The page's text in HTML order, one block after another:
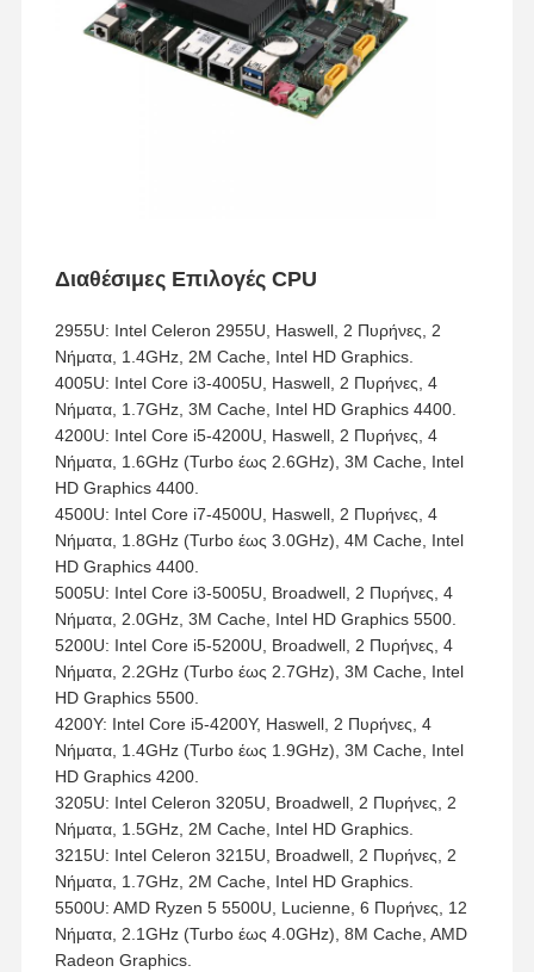
Διαθέσιμες Επιλογές CPU
2955U: Intel Celeron 2955U, Haswell, 2 Πυρήνες, 2
Νήματα, 1.4GHz, 2M Cache, Intel HD Graphics.
4005U: Intel Core i3-4005U, Haswell, 2 Πυρήνες, 4
Νήματα, 1.7GHz, 3M Cache, Intel HD Graphics 4400.
4200U: Intel Core i5-4200U, Haswell, 2 Πυρήνες, 4
Νήματα, 1.6GHz (Turbo έως 2.6GHz), 3M Cache, Intel
HD Graphics 4400.
4500U: Intel Core i7-4500U, Haswell, 2 Πυρήνες, 4
Νήματα, 1.8GHz (Turbo έως 3.0GHz), 4M Cache, Intel
HD Graphics 4400.
5005U: Intel Core i3-5005U, Broadwell, 2 Πυρήνες, 4
Νήματα, 2.0GHz, 3M Cache, Intel HD Graphics 5500.
5200U: Intel Core i5-5200U, Broadwell, 2 Πυρήνες, 4
Νήματα, 2.2GHz (Turbo έως 2.7GHz), 3M Cache, Intel
HD Graphics 5500.
4200Y: Intel Core i5-4200Y, Haswell, 2 Πυρήνες, 4
Νήματα, 1.4GHz (Turbo έως 1.9GHz), 3M Cache, Intel
HD Graphics 4200.
3205U: Intel Celeron 3205U, Broadwell, 2 Πυρήνες, 2
Νήματα, 1.5GHz, 2M Cache, Intel HD Graphics.
3215U: Intel Celeron 3215U, Broadwell, 2 Πυρήνες, 2
Νήματα, 1.7GHz, 2M Cache, Intel HD Graphics.
5500U: AMD Ryzen 5 5500U, Lucienne, 6 Πυρήνες, 12
Νήματα, 2.1GHz (Turbo έως 4.0GHz), 8M Cache, AMD
Radeon Graphics.